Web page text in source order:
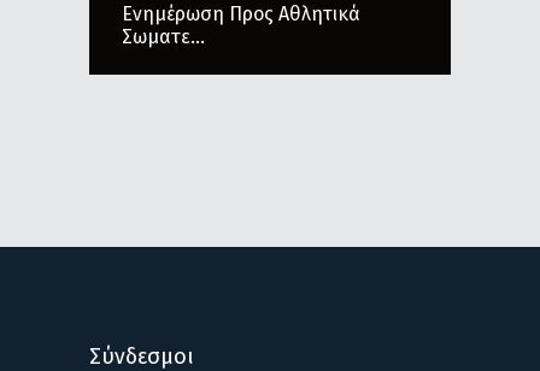
Ενημέρωση Προς Αθλητικά
Σωματε...
Σύνδεσμοι